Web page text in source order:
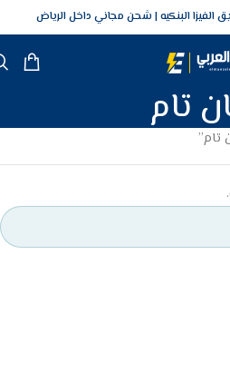
شحن مجاني داخل الرياض
تام
تام”